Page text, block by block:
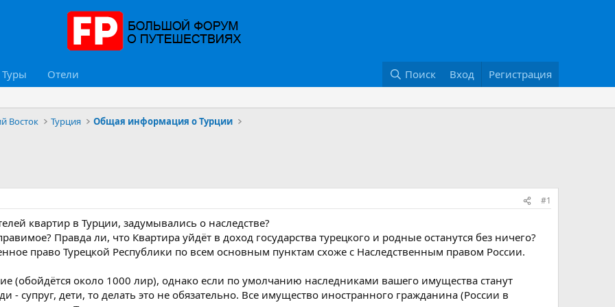
Туры Отели Поиск Вход Регистрация
Восток Турция Общая информация о Турции
#1
квартир в Турции, задумывались о наследстве?
Правда ли, что Квартира уйдёт в доход государства турецкого и родные останутся без ничего?
право Турецкой Республики по всем основным пунктам схоже с Наследственным правом России.
(обойдётся около 1000 лир), однако если по умолчанию наследниками вашего имущества станут
- супруг, дети, то делать это не обязательно. Все имущество иностранного гражданина (России в